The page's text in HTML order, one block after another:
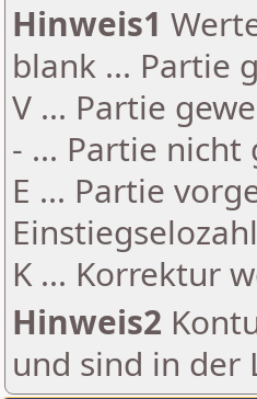
Hinweis1
blank ... Partie
V ... Partie
- ... Partie nicht
E ... Partie
K ... Korrektur
Hinweis2
und sind in der